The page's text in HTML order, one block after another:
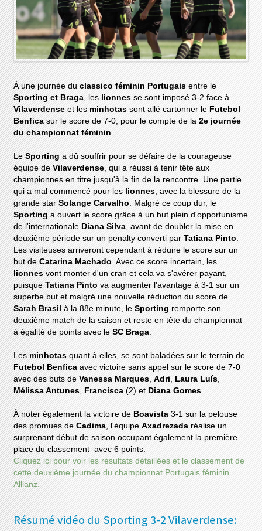
À une journée duclassico féminin Portugais entre le
Sporting et Braga , les lionnesse sont imposé 3-2 face à
Vilaverdenseet les minhotassont allé cartonner le Futebol
Benficasur le score de 7-0, pour le compte de la2e journée
du championnat féminin
LeSportinga dû souffrir pour se défaire de la courageuse
équipe deVilaverdense , qui a réussi à tenir tête aux
championnes en titre jusqu'à la fin de la rencontre. Une partie
qui a mal commencé pour les lionnes , avec la blessure de la
grande starSolange Carvalho . Malgré ce coup dur, le
Sportinga ouvert le score grâce à un but plein d'opportunisme
de l'internationale Diana Silva , avant de doubler la mise en
deuxième période sur un penalty converti parTatiana Pinto
Les visiteuses arriveront cependant à réduire le score sur un
but deCatarina Machado . Avec ce score incertain, les
lionnesvont monter d'un cran et cela va s'avérer payant,
puisqueTatiana Pinto va augmenter l'avantage à 3-1 sur un
superbe but et malgré une nouvelle réduction du score de
Sarah Brasil à la 88e minute, leSportingremporte son
deuxième match de la saison et reste en tête du championnat
à égalité de points avec leSC Braga
Lesminhotasquant à elles, se sont baladées sur le terrain de
Futebol Benfica avec victoire sans appel sur le score de 7-0
avec des buts deVanessa Marques ,Adri Laura Luís
Mélissa Antunes
Francisca(2) et Diana Gomes
À noter également la victoire de Boavista3-1 sur la pelouse
des promues deCadima , l'équipeAxadrezadaréalise un
surprenant début de saison occupant également la première
place du classement avec 6 points.
Cliquez ici pour voir les résultats détaillées et le classement de
cette deuxième journée du championnat Portugais féminin
Allianz.
Résumé vidéo du Sporting 3-2 Vilaverdense: